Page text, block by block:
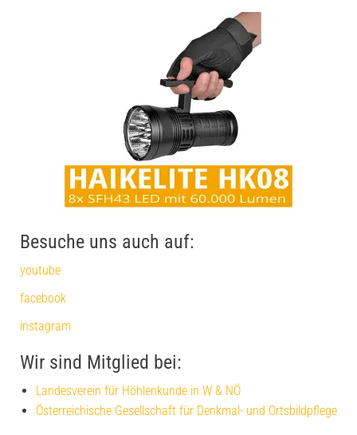
Besuche uns auch auf:
youtube
facebook
instagram
Wir sind Mitglied bei:
Landesverein für Höhlenkunde in W & NÖ
Österreichische Gesellschaft für Denkmal- und Ortsbildpflege